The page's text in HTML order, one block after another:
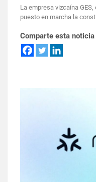
La empresa vizcaína
puesto en marcha la
Comparte esta noticia